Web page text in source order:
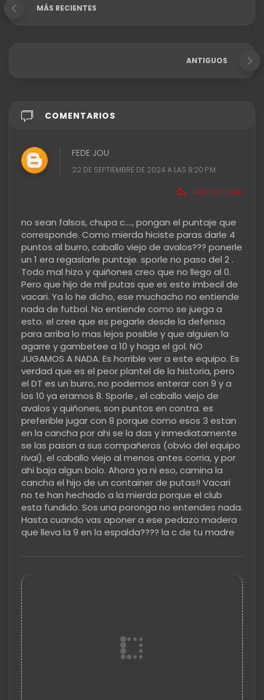
MÁS RECIENTES
ANTIGUOS
COMENTARIOS
FEDE JOU
22 DE SEPTIEMBRE DE 2024 A LAS 8:20 P.M.
RESPONDER
no sean falsos, chupa c...., pongan el puntaje que
corresponde. Como mierda hiciste paras darle 4
puntos al burro, caballo viejo de avalos??? ponerle
un 1 era regaslarle puntaje. sporle no paso del 2 .
Todo mal hizo y quiñones creo que no llego al 0.
Pero que hijo de mil putas que es este imbecil de
vacari. Ya lo he dicho, ese muchacho no entiende
nada de futbol. No entiende como se juega a
esto. el cree que es pegarle desde la defensa
para arriba lo mas lejos posible y que alguien la
agarre y gambetee a 10 y haga el gol. NO
JUGAMOS A NADA. Es horrible ver a este equipo. Es
verdad que es el peor plantel de la historia, pero
el DT es un burro, no podemos enterar con 9 y a
los 10 ya eramos 8. Sporle , el caballo viejo de
avalos y quiñones, son puntos en contra. es
preferible jugar con 8 porque como esos 3 estan
en la cancha por ahi se la das y inmediatamente
se las pasan a sus compañeros (obvio del equipo
rival). el caballo viejo al menos antes corria, y por
ahi baja algun bolo. Ahora ya ni eso, camina la
cancha el hijo de un container de putas!! Vacari
no te han hechado a la mierda porque el club
esta fundido. Sos una poronga no entendes nada.
Hasta cuando vas aponer a ese pedazo madera
que lleva la 9 en la espalda???? la c de tu madre